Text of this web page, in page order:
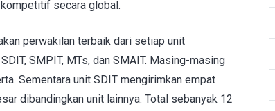
secara global.
perwakilan terbaik dari setiap unit
SMPIT, MTs, dan SMAIT. Masing-masing
Sementara unit SDIT mengirimkan empat
dibandingkan unit lainnya. Total sebanyak 12